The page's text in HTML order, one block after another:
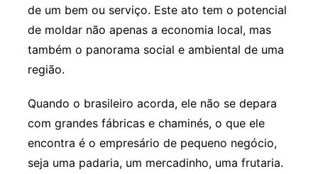
de um bem ou serviço. Este ato tem o potencial
de moldar não apenas a economia local, mas
também o panorama social e ambiental de uma
região.
Quando o brasileiro acorda, ele não se depara
com grandes fábricas e chaminés, o que ele
encontra é o empresário de pequeno negócio,
seja uma padaria, um mercadinho, uma frutaria.